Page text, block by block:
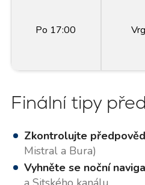
Po 17:00
Finální tipy
Zkontrolujte
Mistral a Bura)
Vyhněte se noční